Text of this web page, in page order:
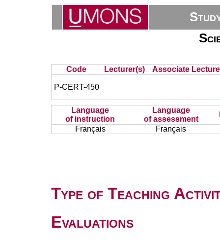
Code Lecturer(s) Associate
P-CERT-450
Language
of instruction
Language
of assessment
Français
Français
Type of Teaching
Evaluations